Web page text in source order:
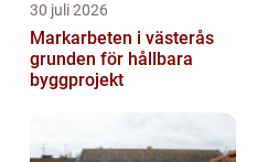
30 juli 2026
Markarbeten i västerås
grunden för hållbara
byggprojekt